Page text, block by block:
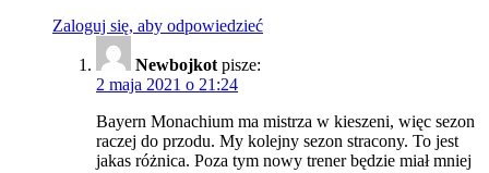
Zaloguj się, aby odpowiedzieć
Newbojkot pisze:
2 maja 2021 o 21:24
Bayern Monachium ma mistrza w kieszeni, więc sezon
raczej do przodu. My kolejny sezon stracony. To jest
jakas różnica. Poza tym nowy trener będzie miał mniej